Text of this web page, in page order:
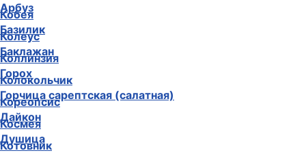
Кобея
Колеус
Коллинзия
Колокольчик
Кореопсис
Космея
Котовник
Арбуз
Базилик
Баклажан
Горох
Горчица сарептская (салатная)
Дайкон
Душица